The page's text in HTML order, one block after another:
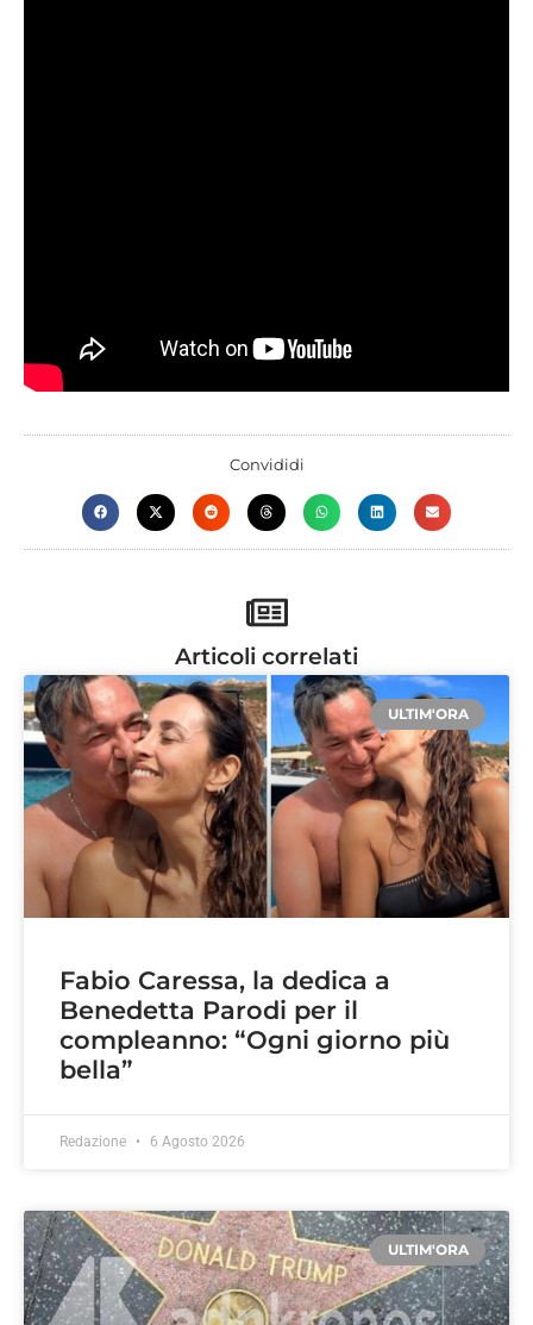
Convididi
Articoli correlati
ULTIM'ORA
Fabio Caressa, la dedica a
Benedetta Parodi per il
compleanno: “Ogni giorno più
bella”
Redazione 6 Agosto 2026
ULTIM'ORA